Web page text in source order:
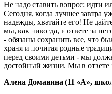
Не надо ставить вопрос: идти
Сегодня, когда лучшее завтра
надежды, хватайте его! Не
мы, как никогда, в ответе за
- обязаны сохранить все, что
храня и почитая родные
перед своими детьми - мы
достойный жизни. Мы в ответе
Алена Доманина (11 «А»,